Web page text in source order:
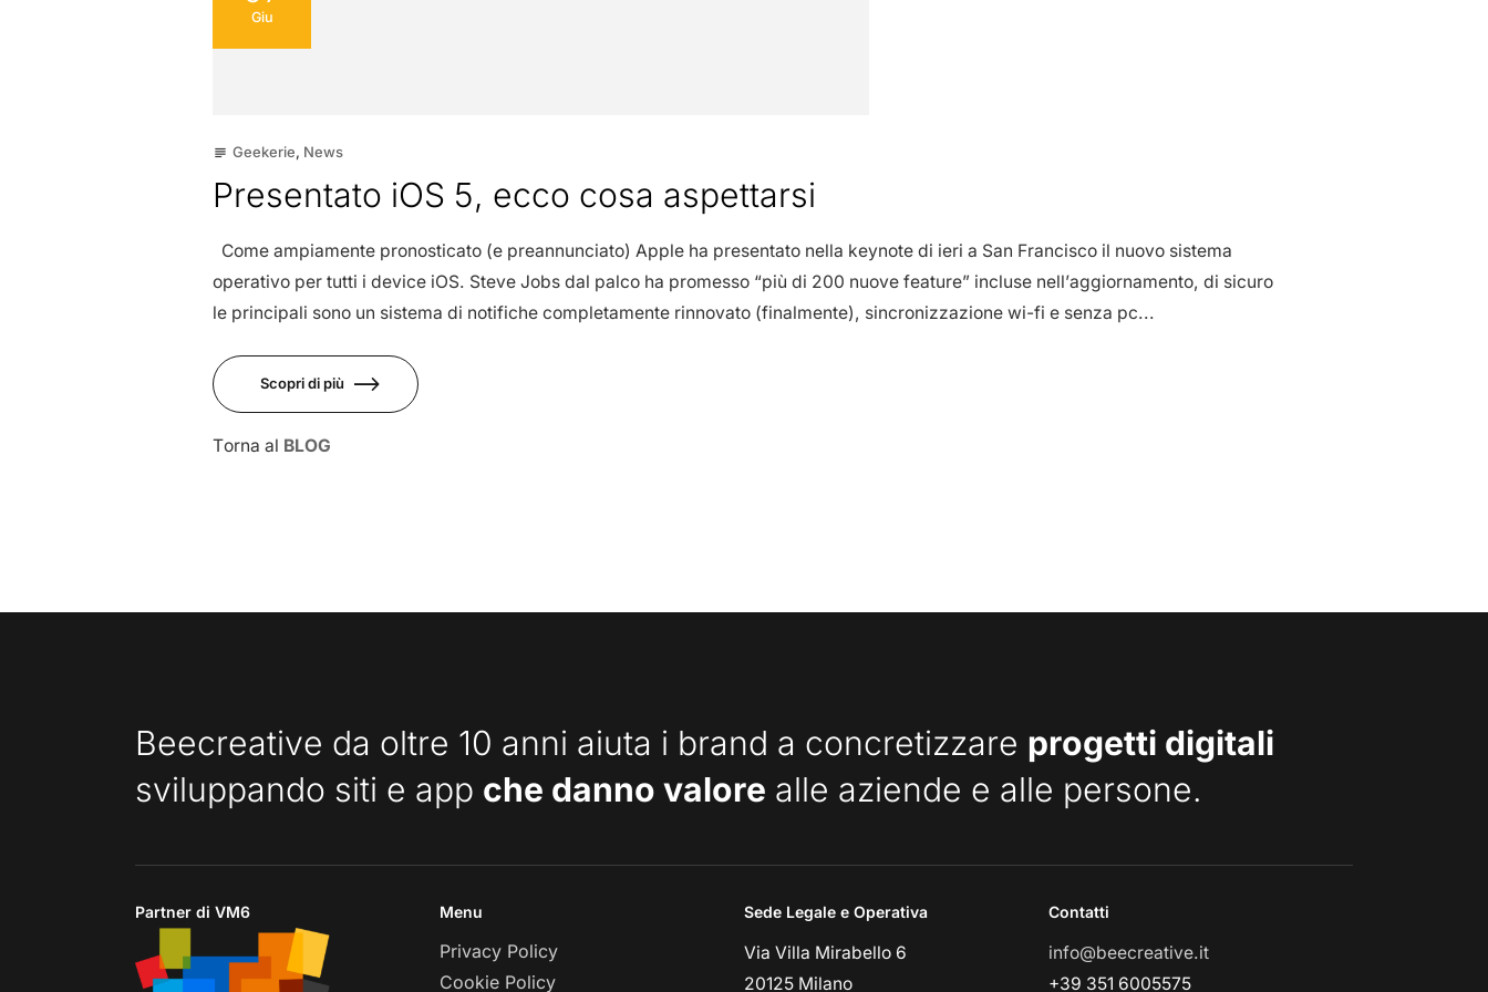
Giu
subject Geekerie, News
Presentato iOS 5, ecco cosa aspettarsi
Come ampiamente pronosticato (e preannunciato) Apple ha presentato nella keynote di ieri a San Francisco il nuovo sistema
operativo per tutti i device iOS. Steve Jobs dal palco ha promesso “più di 200 nuove feature” incluse nell’aggiornamento, di sicuro
le principali sono un sistema di notifiche completamente rinnovato (finalmente), sincronizzazione wi-fi e senza pc...
Scopri di più
Torna al BLOG
Beecreative da oltre 10 anni aiuta i brand a concretizzare progetti digitali
sviluppando siti e app che danno valore alle aziende e alle persone.
Partner di VM6 Menu
Privacy Policy
Cookie Policy
Sede Legale e Operativa
Via Villa Mirabello 6
20125 Milano
Contatti
info@beecreative.it
+39 351 6005575